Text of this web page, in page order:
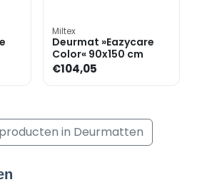
Miltex
Deurmat »Eazycare
Color« 90x150 cm
€104,05
in Deurmatten